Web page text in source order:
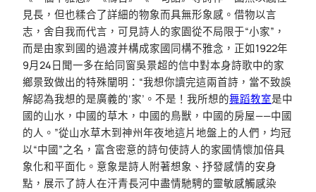
見長，但也糅合了詳細的物象而具無形象感。借物以言
志，舍自我而代言，可見詩人的家園從不局限于“小家”，
而是由家到國的過渡并構成家國同構不雅念，正如1922年
9月24日聞一多在給同窗吳景超的信中對本身詩歌中的家
鄉景致做出的特殊闡明：“我想你讀完這兩首詩，當不致誤
解認為我想的是廣義的‘家’。不是！我所想的舞蹈教室是中
國的山水，中國的草木，中國的鳥獸，中國的房屋——中國
的人。”從山水草木到神州年夜地這片地盤上的人們，均冠
以“中國”之名，富含密意的詩句使詩人的家國情懷加倍具
象化和平面化。意象是詩人附著想象、抒發感情的安身
點，展示了詩人在汗青長河中盡情馳騁的靈敏感觸感染